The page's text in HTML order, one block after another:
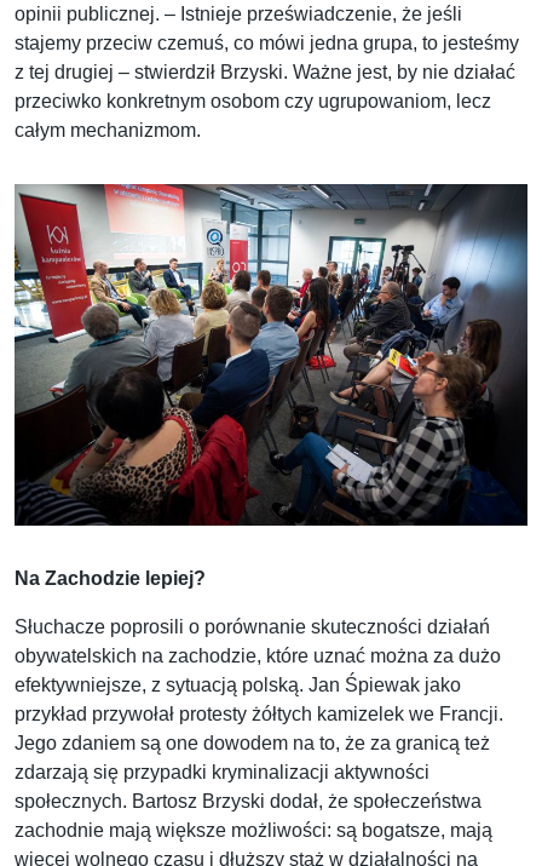
opinii publicznej. – Istnieje przeświadczenie, że jeśli
stajemy przeciw czemuś, co mówi jedna grupa, to jesteśmy
z tej drugiej – stwierdził Brzyski. Ważne jest, by nie działać
przeciwko konkretnym osobom czy ugrupowaniom, lecz
całym mechanizmom.
Na Zachodzie lepiej?
Słuchacze poprosili o porównanie skuteczności działań
obywatelskich na zachodzie, które uznać można za dużo
efektywniejsze, z sytuacją polską. Jan Śpiewak jako
przykład przywołał protesty żółtych kamizelek we Francji.
Jego zdaniem są one dowodem na to, że za granicą też
zdarzają się przypadki kryminalizacji aktywności
społecznych. Bartosz Brzyski dodał, że społeczeństwa
zachodnie mają większe możliwości: są bogatsze, mają
więcej wolnego czasu i dłuższy staż w działalności na